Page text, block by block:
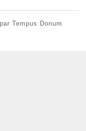
Tempus Donum